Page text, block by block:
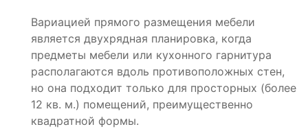
Вариацией прямого размещения мебели
является двухрядная планировка, когда
предметы мебели или кухонного гарнитура
располагаются вдоль противоположных стен,
но она подходит только для просторных (более
12 кв. м.) помещений, преимущественно
квадратной формы.